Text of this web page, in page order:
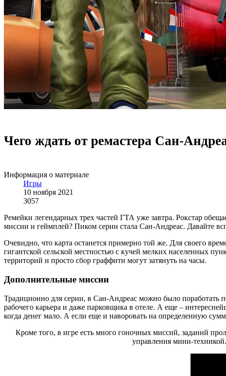
Чего ждать от ремастера Сан-
Информация о материале
Игры
10 ноября 2021
3057
Ремейки легендарных трех частей ГТА уже завтра. Рокстар
миссии и геймплей? Пиком серии стала Сан-Андреас. Давайте
Очевидно, что карта останется примерно той же. Для своего
гигантской сельской местностью с кучей мелких населенных
территорий и просто сбор граффити могут затянуть на часы.
Дополнительные миссии
Традиционно для серии, в Сан-Андреас можно было поработать
рабочего карьера и даже парковщика в отеле. А еще –
когда денег мало. А если еще и наворовать на определенную
Кроме того, в игре есть много гоночных миссий, заданий
управления мини-